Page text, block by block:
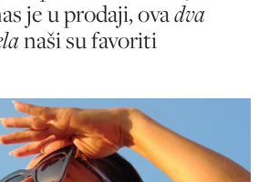
je u prodaji, ovadva
naši su favoriti